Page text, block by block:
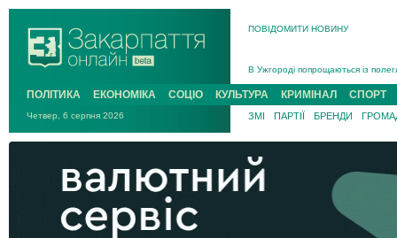
ПОВІДОМИТИ НОВИНУ
В Ужгороді попрощаються із
В Ужгороді 5 серпня
Підтвердили загибель
На війні з рф поліг військовий з
На Хустщині внаслідок ДТП за
Інструктора районного ТЦК на
ПОЛІТИКА ЕКОНОМІКА СОЦІО КУЛЬТУРА КРИМІНАЛ СПОРТ
Четвер, 6 серпня 2026 ЗМІ ПАРТІЇ БРЕНДИ